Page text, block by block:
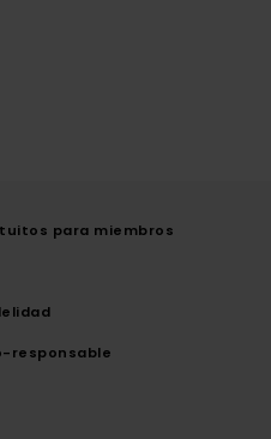
para miembros
responsable